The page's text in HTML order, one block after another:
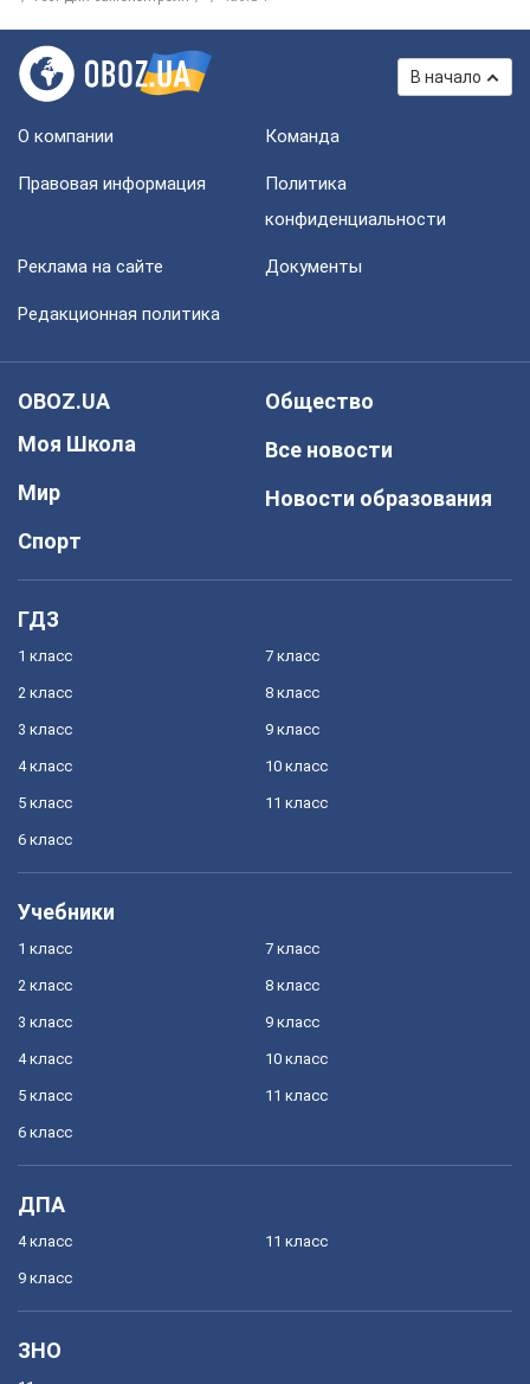
В начало
О компании Команда
Правовая информация
Политика
конфиденциальности
Реклама на сайте Документы
Редакционная политика
OBOZ.UA
Моя Школа
Мир
Спорт
Общество
Все новости
Новости образования
ГДЗ
1 класс
2 класс
3 класс
4 класс
5 класс
6 класс
7 класс
8 класс
9 класс
10 класс
11 класс
Учебники
1 класс
2 класс
3 класс
4 класс
5 класс
6 класс
7 класс
8 класс
9 класс
10 класс
11 класс
ДПА
4 класс
9 класс
11 класс
ЗНО